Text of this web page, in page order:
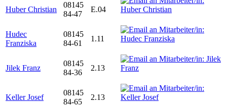
Huber Christian
08145
84-47
E.04
Hudec
Franziska
08145
84-61
1.11
Jilek Franz
08145
84-36
2.13
Keller Josef
08145
84-65
2.13